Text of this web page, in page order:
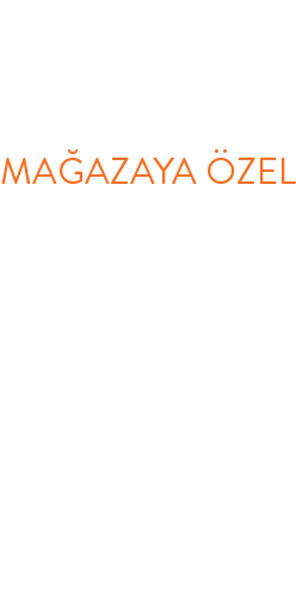
MAĞAZAYA